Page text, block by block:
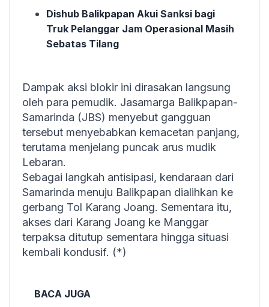
Dishub Balikpapan Akui Sanksi bagi
Truk Pelanggar Jam Operasional Masih
Sebatas Tilang
Dampak aksi blokir ini dirasakan langsung
oleh para pemudik. Jasamarga Balikpapan-
Samarinda (JBS) menyebut gangguan
tersebut menyebabkan kemacetan panjang,
terutama menjelang puncak arus mudik
Lebaran.
Sebagai langkah antisipasi, kendaraan dari
Samarinda menuju Balikpapan dialihkan ke
gerbang Tol Karang Joang. Sementara itu,
akses dari Karang Joang ke Manggar
terpaksa ditutup sementara hingga situasi
kembali kondusif. (*)
BACA JUGA